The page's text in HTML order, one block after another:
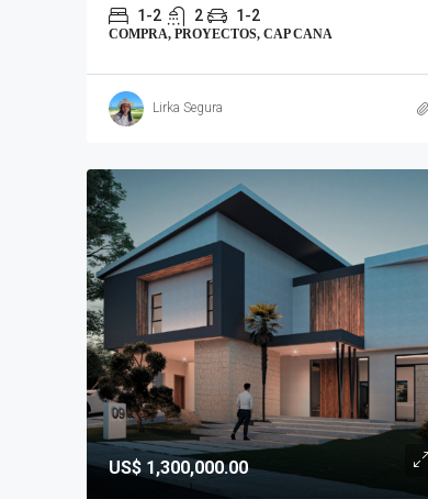
1-2 2 1-2
COMPRA, PROYECTOS, CAP CANA
Lirka Segura
US$ 1,300,000.00